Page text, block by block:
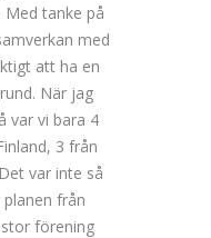
tanke på
med
att ha en
När jag
var vi bara 4
3 från
var inte så
från
förening